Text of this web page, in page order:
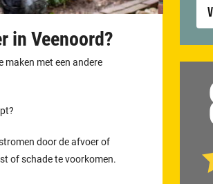
in Veenoord?
maken met een andere
door de afvoer of
of schade te voorkomen.